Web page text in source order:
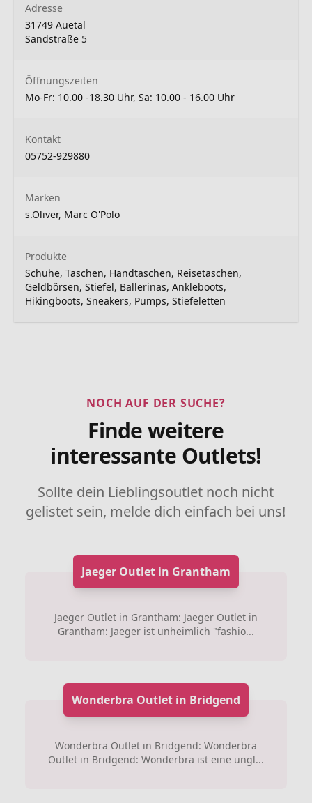
Adresse
31749 Auetal
Sandstraße 5
Öffnungszeiten
Mo-Fr: 10.00 -18.30 Uhr, Sa: 10.00 - 16.00 Uhr
Kontakt
05752-929880
Marken
s.Oliver, Marc O'Polo
Produkte
Schuhe, Taschen, Handtaschen, Reisetaschen,
Geldbörsen, Stiefel, Ballerinas, Ankleboots,
Hikingboots, Sneakers, Pumps, Stiefeletten
NOCH AUF DER SUCHE?
Finde weitere
interessante Outlets!
Sollte dein Lieblingsoutlet noch nicht
gelistet sein, melde dich einfach bei uns!
Jaeger Outlet in Grantham
Jaeger Outlet in Grantham: Jaeger Outlet in
Grantham: Jaeger ist unheimlich "fashio...
Wonderbra Outlet in Bridgend
Wonderbra Outlet in Bridgend: Wonderbra
Outlet in Bridgend: Wonderbra ist eine ungl...